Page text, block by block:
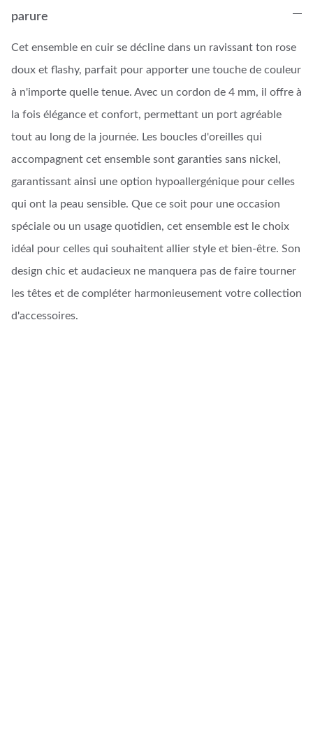
parure
Cet ensemble en cuir se décline dans un ravissant ton rose
doux et flashy, parfait pour apporter une touche de couleur
à n'importe quelle tenue. Avec un cordon de 4 mm, il offre à
la fois élégance et confort, permettant un port agréable
tout au long de la journée. Les boucles d'oreilles qui
accompagnent cet ensemble sont garanties sans nickel,
garantissant ainsi une option hypoallergénique pour celles
qui ont la peau sensible. Que ce soit pour une occasion
spéciale ou un usage quotidien, cet ensemble est le choix
idéal pour celles qui souhaitent allier style et bien-être. Son
design chic et audacieux ne manquera pas de faire tourner
les têtes et de compléter harmonieusement votre collection
d'accessoires.